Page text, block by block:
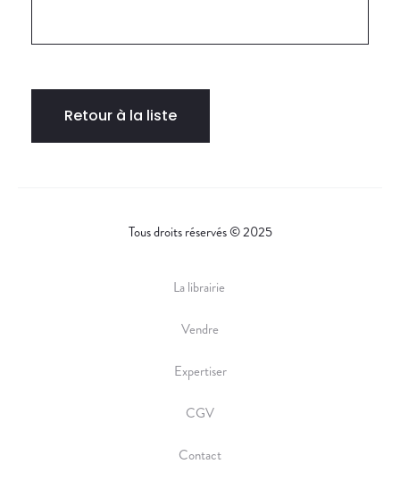
Retour à la liste
Tous droits réservés © 2025
La librairie
Vendre
Expertiser
CGV
Contact